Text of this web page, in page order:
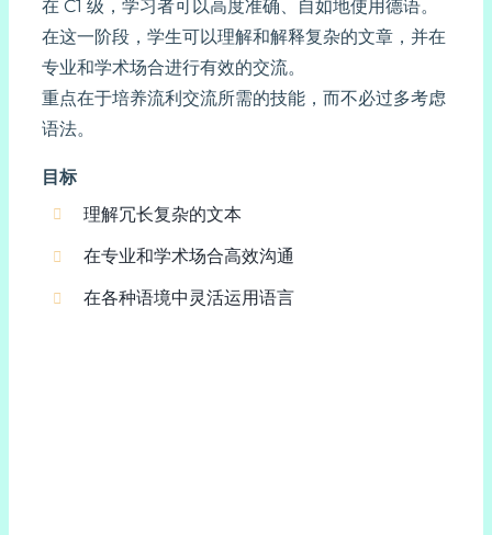
在 C1 级，学习者可以高度准确、自如地使用德语。
在这一阶段，学生可以理解和解释复杂的文章，并在
专业和学术场合进行有效的交流。
重点在于培养流利交流所需的技能，而不必过多考虑
语法。
目标
理解冗长复杂的文本
在专业和学术场合高效沟通
在各种语境中灵活运用语言